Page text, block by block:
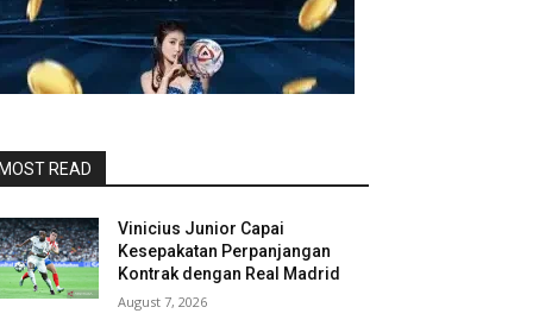
READ
Vinicius Junior Capai
Kesepakatan Perpanjangan
Kontrak dengan Real Madrid
August 7, 2026